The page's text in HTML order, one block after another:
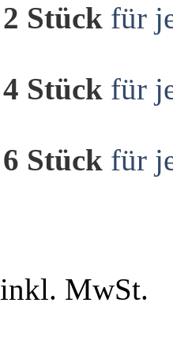
2 Stück für
4 Stück für
6 Stück für
inkl. MwSt.